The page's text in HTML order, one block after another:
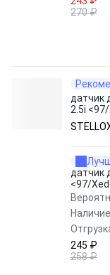
270 ₽
датчик
2.5i
1.6 06-
датчик
<97/
Наличие
245 ₽
258 ₽